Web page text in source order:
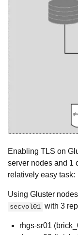
Enabling TLS on
server nodes and 1
relatively easy task:
Using Gluster
secvol01 with 3
rhgs-sr01